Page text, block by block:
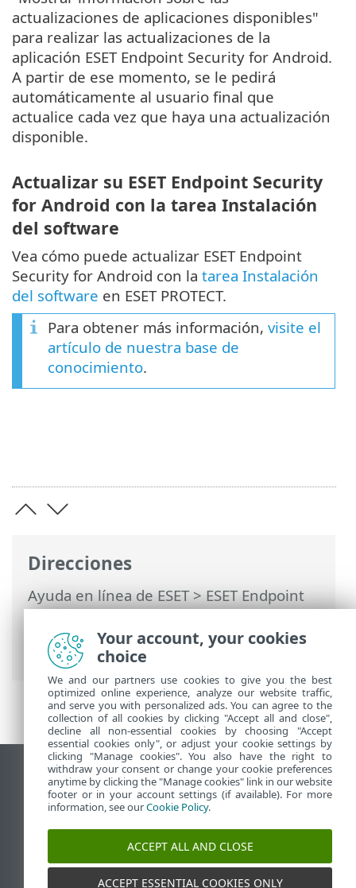
Direcciones
Ayuda en línea de ESET>ESET Endpoint
Security for Android>Introducción>
Versiones de ESET Endpoint Security for
Android
actualizaciones de aplicaciones disponibles"
para realizar las actualizaciones de la
aplicación ESET Endpoint Security for Android.
A partir de ese momento, se le pedirá
automáticamente al usuario final que
actualice cada vez que haya una actualización
disponible.
Actualizar su ESET Endpoint Security
for Android con la tarea Instalación
del software
Vea cómo puede actualizar ESET Endpoint
Security for Android con la tarea Instalación
del software en ESET PROTECT.
Para obtener más información, visite el
artículo de nuestra base de
conocimiento.
Ver sitio para ordenador
End of Life
Base de conocimiento de ESET
ESET Status Portal
Soporte técnico regional
Your account, your cookies
choice
We and our partners use cookies to give you the best
optimized online experience, analyze our website traffic,
and serve you with personalized ads. You can agree to the
collection of all cookies by clicking "Accept all and close",
decline all non-essential cookies by choosing "Accept
essential cookies only", or adjust your cookie settings by
clicking "Manage cookies". You also have the right to
withdraw your consent or change your cookie preferences
anytime by clicking the "Manage cookies" link in our website
footer or in your account settings (if available). For more
information, see ourCookie Policy.
ACCEPT ALL AND CLOSE
ACCEPT ESSENTIAL COOKIES ONLY